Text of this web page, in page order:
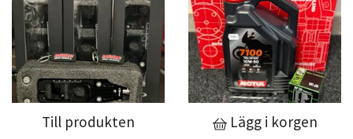
Till produkten Lägg i korgen